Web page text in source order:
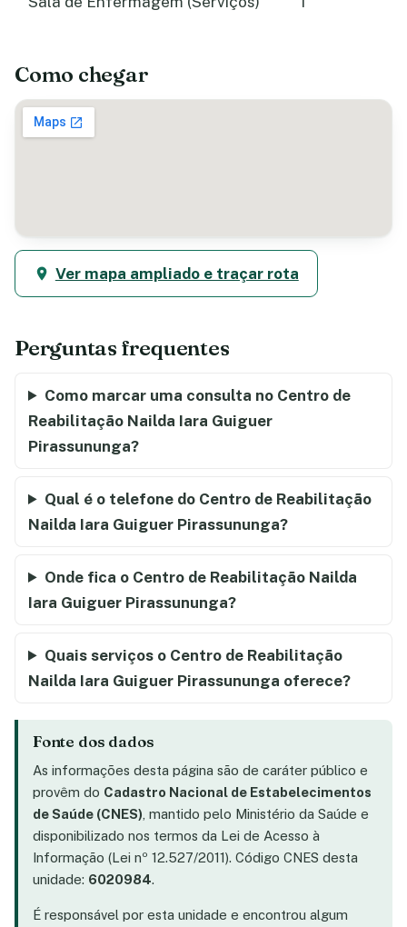
Como chegar
Ver mapa ampliado e traçar rota
Perguntas frequentes
Como marcar uma consulta no Centro de
Reabilitação Nailda Iara Guiguer
Pirassununga?
Qual é o telefone do Centro de Reabilitação
Nailda Iara Guiguer Pirassununga?
Onde fica o Centro de Reabilitação Nailda
Iara Guiguer Pirassununga?
Quais serviços o Centro de Reabilitação
Nailda Iara Guiguer Pirassununga oferece?
Fonte dos dados
As informações desta página são de caráter público e
provêm do Cadastro Nacional de Estabelecimentos
de Saúde (CNES) , mantido pelo Ministério da Saúde e
disponibilizado nos termos da Lei de Acesso à
Informação (Lei nº 12.527/2011). Código CNES desta
unidade: 6020984.
É responsável por esta unidade e encontrou algum